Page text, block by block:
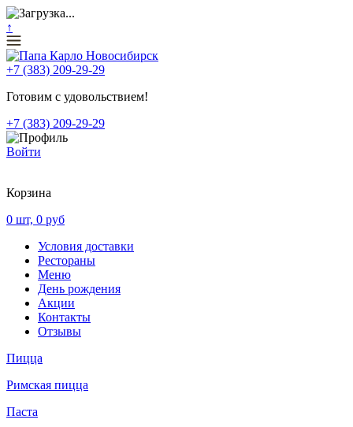
↑
+7 (383) 209-29-29
Готовим с удовольствием!
+7 (383) 209-29-29
Войти
Корзина
0 шт, 0 руб
Условия доставки
Рестораны
Меню
День рождения
Акции
Контакты
Отзывы
Пицца
Римская пицца
Паста